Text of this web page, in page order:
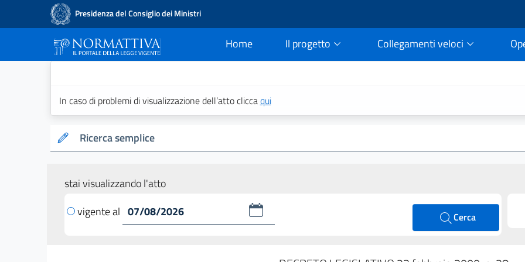
Presidenza del Consiglio dei Ministri
Home
current Il progetto Collegamenti veloci
In caso di problemi di visualizzazione dell’atto cliccaqui
Ricerca semplice
stai visualizzando l'atto
vigente al
Cerca